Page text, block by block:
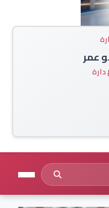
عمر